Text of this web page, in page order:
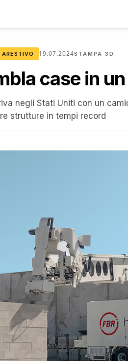
ARESTIVO 19.07.2024STAMPA 3D
case in
negli Stati Uniti con un
strutture in tempi record